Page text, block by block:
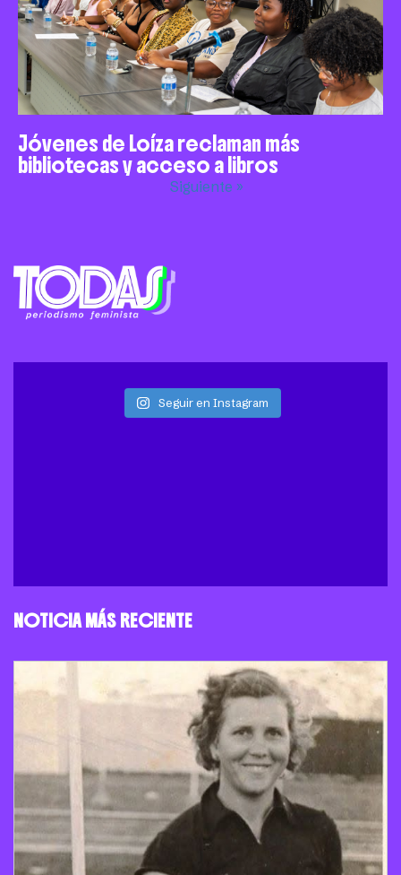
Jóvenes de Loíza reclaman más
bibliotecas y acceso a libros
Siguiente »
Seguir en Instagram
NOTICIA MÁS RECIENTE